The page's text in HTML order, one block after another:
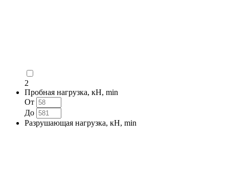
2
Пробная нагрузка, кН, min
От
До
Разрушающая нагрузка, кН, min